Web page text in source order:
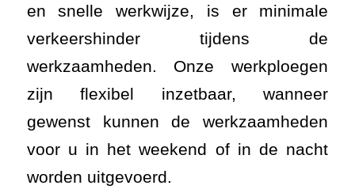
en snelle werkwijze, is er minimale
verkeershinder tijdens de
werkzaamheden. Onze werkploegen
zijn flexibel inzetbaar, wanneer
gewenst kunnen de werkzaamheden
voor u in het weekend of in de nacht
worden uitgevoerd.